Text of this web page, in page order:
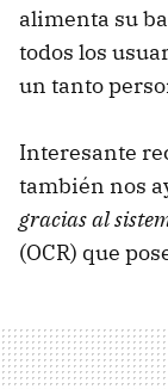
alimenta su
todos los
un tanto
Interesante
también nos
gracias al
(OCR) que